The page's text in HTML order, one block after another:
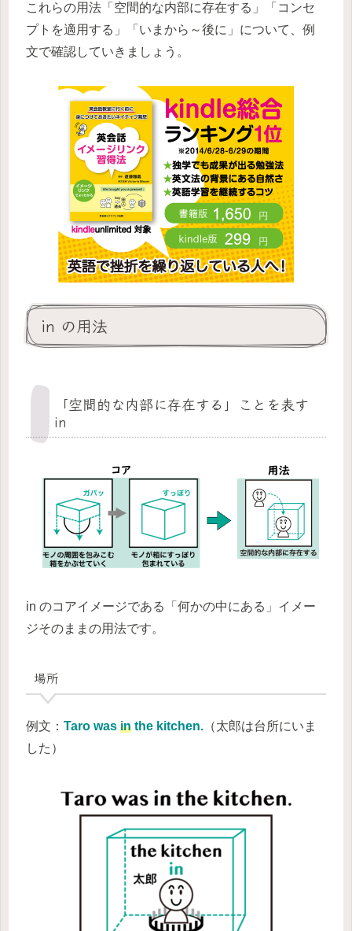
これらの用法「空間的な内部に存在する」「コンセ
プトを適用する」「いまから～後に」について、例
文で確認していきましょう。
in の用法
「空間的な内部に存在する」ことを表す
in
in のコアイメージである「何かの中にある」イメー
ジそのままの用法です。
場所
例文： Taro was in the kitchen. （太郎は台所にいま
した）